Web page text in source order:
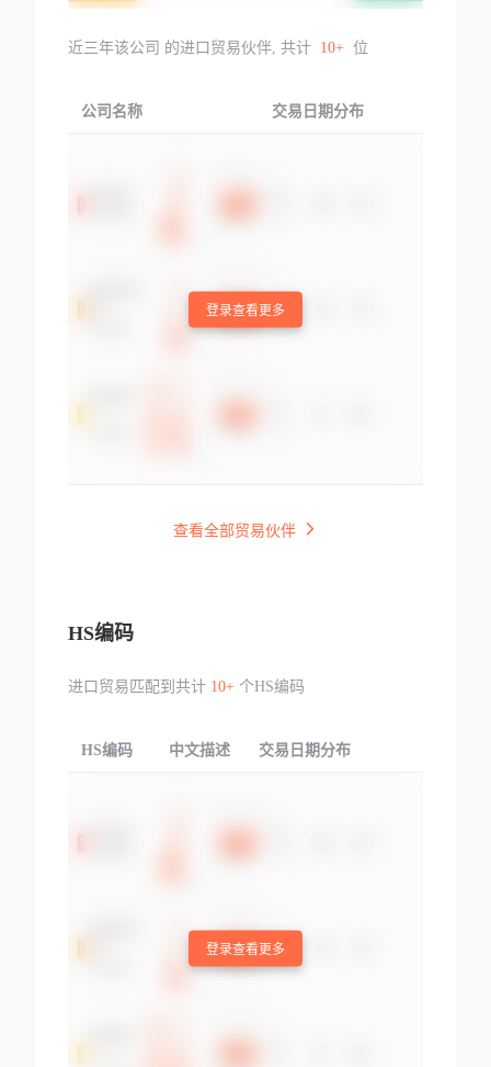
近三年该公司 的进口贸易伙伴, 共计 10+ 位
公司名称 交易日期分布
登录查看更多
查看全部贸易伙伴
HS编码
进口贸易匹配到共计 10+个HS编码
HS编码 中文描述 交易日期分布
登录查看更多